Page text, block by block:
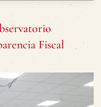
Fiscal